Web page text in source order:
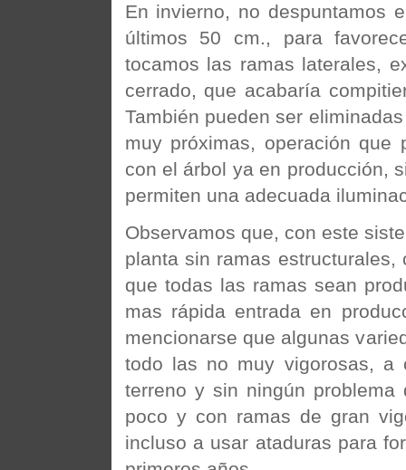
En invierno, no despuntamos
últimos 50 cm., para
tocamos las ramas laterales,
cerrado, que acabaría
También pueden ser
muy próximas, operación que
con el árbol ya en producción,
permiten una adecuada
Observamos que, con este
planta sin ramas
que todas las ramas sean
mas rápida entrada en
mencionarse que algunas
todo las no muy vigorosas, a
terreno y sin ningún problema
poco y con ramas de gran
incluso a usar ataduras para